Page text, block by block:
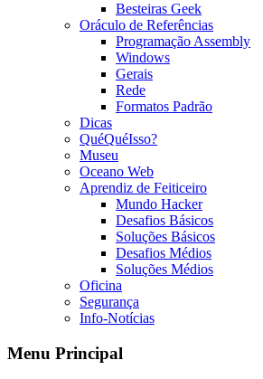
Besteiras Geek
Oráculo de Referências
Programação Assembly
Windows
Gerais
Rede
Formatos Padrão
Dicas
QuéQuéIsso?
Museu
Oceano Web
Aprendiz de Feiticeiro
Mundo Hacker
Desafios Básicos
Soluções Básicos
Desafios Médios
Soluções Médios
Oficina
Segurança
Info-Notícias
Menu Principal